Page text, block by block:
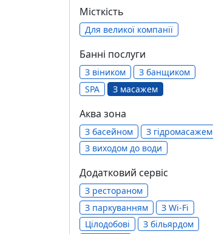
Місткість
Для великої компанії
Банні послуги
З віником
З банщиком
SPA
З масажем
Аква зона
З басейном
З гідромасажем
З виходом до води
Додатковий сервіс
З рестораном
З паркуванням
З Wi-Fi
Цілодобові
З більярдом